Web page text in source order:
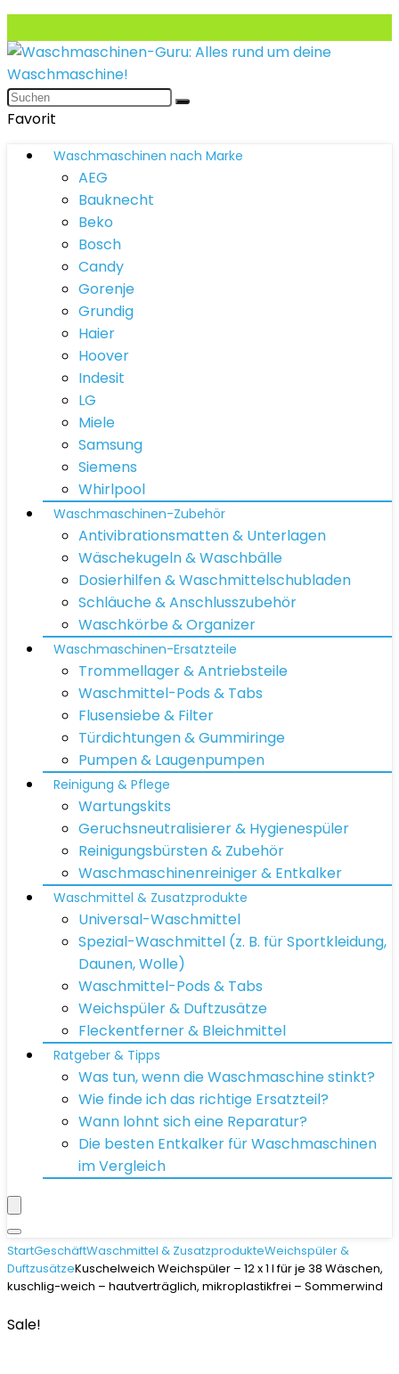
Favorit
Waschmaschinen nach Marke
AEG
Bauknecht
Beko
Bosch
Candy
Gorenje
Grundig
Haier
Hoover
Indesit
LG
Miele
Samsung
Siemens
Whirlpool
Waschmaschinen-Zubehör
Antivibrationsmatten & Unterlagen
Wäschekugeln & Waschbälle
Dosierhilfen & Waschmittelschubladen
Schläuche & Anschlusszubehör
Waschkörbe & Organizer
Waschmaschinen-Ersatzteile
Trommellager & Antriebsteile
Waschmittel-Pods & Tabs
Flusensiebe & Filter
Türdichtungen & Gummiringe
Pumpen & Laugenpumpen
Reinigung & Pflege
Wartungskits
Geruchsneutralisierer & Hygienespüler
Reinigungsbürsten & Zubehör
Waschmaschinenreiniger & Entkalker
Waschmittel & Zusatzprodukte
Universal-Waschmittel
Spezial-Waschmittel (z. B. für Sportkleidung,
Daunen, Wolle)
Waschmittel-Pods & Tabs
Weichspüler & Duftzusätze
Fleckentferner & Bleichmittel
Ratgeber & Tipps
Was tun, wenn die Waschmaschine stinkt?
Wie finde ich das richtige Ersatzteil?
Wann lohnt sich eine Reparatur?
Die besten Entkalker für Waschmaschinen
im Vergleich
StartGeschäftWaschmittel & ZusatzprodukteWeichspüler &
DuftzusätzeKuschelweich Weichspüler – 12 x 1 l für je 38 Wäschen,
kuschlig-weich – hautverträglich, mikroplastikfrei – Sommerwind
Sale!